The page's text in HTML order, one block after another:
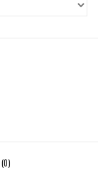
(0)